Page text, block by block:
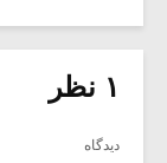
۱ نظر
دیدگاه